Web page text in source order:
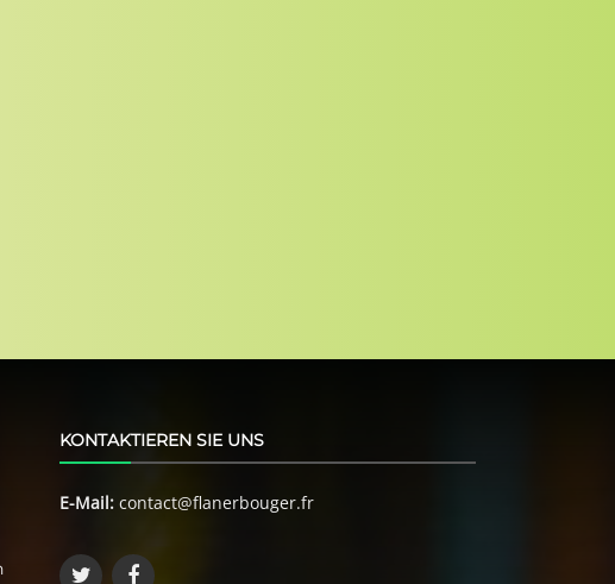
KONTAKTIEREN SIE UNS
E-Mail: contact@flanerbouger.fr